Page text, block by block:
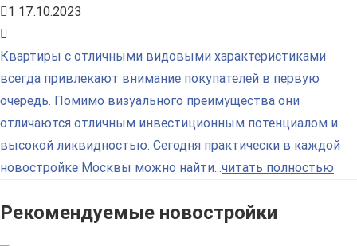
1 17.10.2023
Квартиры с отличными видовыми характеристиками
всегда привлекают внимание покупателей в первую
очередь. Помимо визуального преимущества они
отличаются отличным инвестиционным потенциалом и
высокой ликвидностью. Сегодня практически в каждой
новостройке Москвы можно найти...читать полностью
Рекомендуемые новостройки